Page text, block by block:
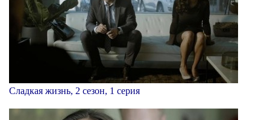
Сладкая жизнь, 2 сезон, 1 серия